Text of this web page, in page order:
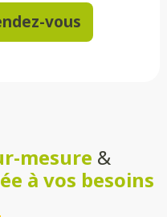
vous
mesure &
à vos besoins